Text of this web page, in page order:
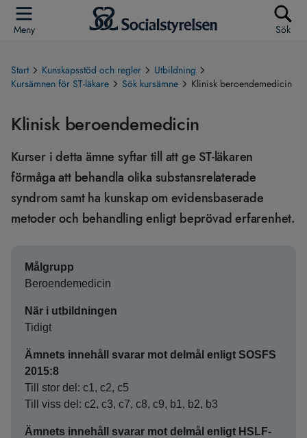
Meny Sök
Start Kunskapsstöd och regler
Utbildning
Kursämnen för ST-läkare
Sök kursämne Klinisk beroendemedicin
Klinisk beroendemedicin
Kurser i detta ämne syftar till att ge ST-läkaren
förmåga att behandla olika substansrelaterade
syndrom samt ha kunskap om evidensbaserade
metoder och behandling enligt beprövad erfarenhet.
Målgrupp
Beroendemedicin
När i utbildningen
Tidigt
Ämnets innehåll svarar mot delmål enligt SOSFS
2015:8
Till stor del: c1, c2, c5
Till viss del: c2, c3, c7, c8, c9, b1, b2, b3
Ämnets innehåll svarar mot delmål enligt HSLF-